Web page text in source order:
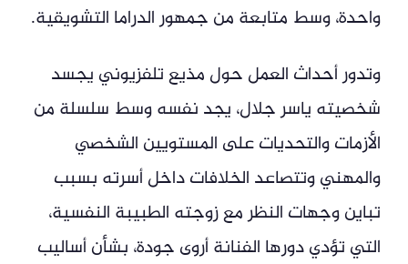
واحدة، وسط متابعة من جمهور الدراما التشويقية.
وتدور أحداث العمل حول مذيع تلفزيوني يجسد
شخصيته ياسر جلال، يجد نفسه وسط سلسلة من
الأزمات والتحديات على المستويين الشخصي
والمهني وتتصاعد الخلافات داخل أسرته بسبب
تباين وجهات النظر مع زوجته الطبيبة النفسية،
التي تؤدي دورها الفنانة أروى جودة، بشأن أساليب